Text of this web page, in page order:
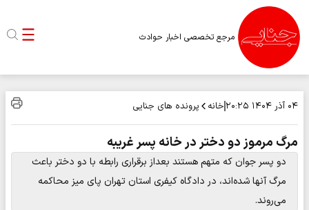
مرجع تخصصی اخبار حوادث
۰۴ آذر ۱۴۰۴ ۲۰:۲۵ خانه پرونده های جنایی
مرگ مرموز دو دختر در خانه پسر غریبه
دو پسر جوان که متهم هستند بعداز برقراری رابطه با دو دختر باعث
مرگ آنها شده‌اند، در دادگاه کیفری استان تهران پای میز محاکمه
می‌روند.